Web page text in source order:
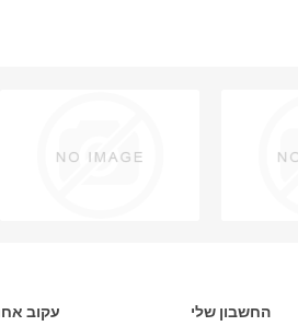
החשבון שלי עקוב